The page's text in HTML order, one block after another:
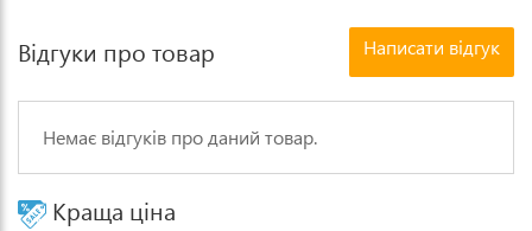
Відгуки про товар Написати відгук
Немає відгуків про даний товар.
Краща ціна